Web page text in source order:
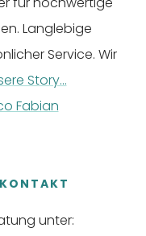
Langlebige
Service. Wir
Story...
Fabian
unter: